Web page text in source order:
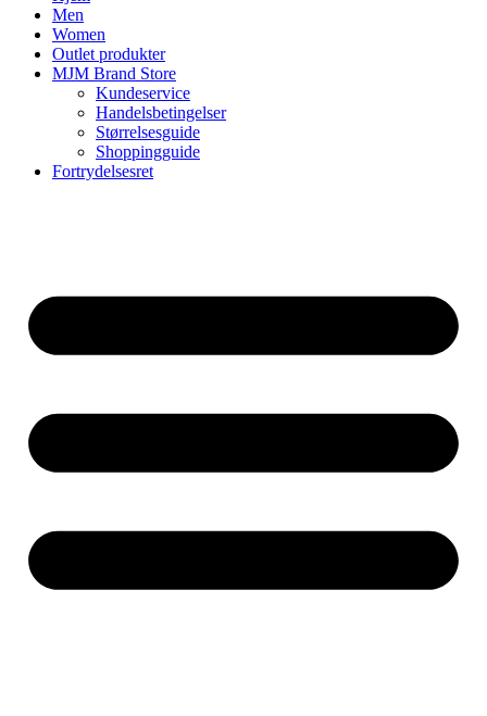
Men
Women
Outlet produkter
MJM Brand Store
Kundeservice
Handelsbetingelser
Størrelsesguide
Shoppingguide
Fortrydelsesret